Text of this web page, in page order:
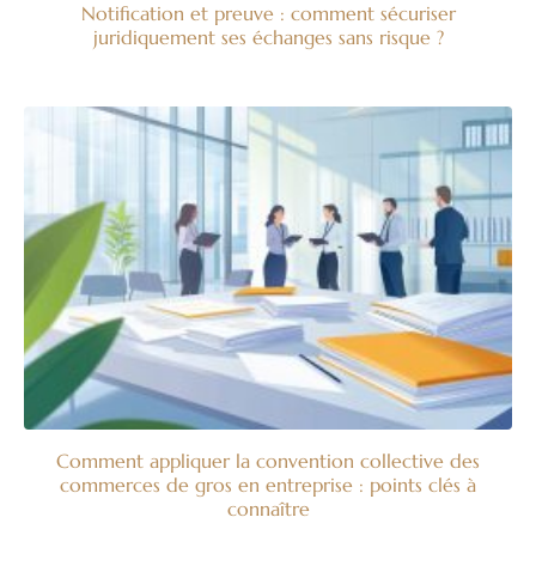
Notification et preuve : comment sécuriser
juridiquement ses échanges sans risque ?
Comment appliquer la convention collective des
commerces de gros en entreprise : points clés à
connaître